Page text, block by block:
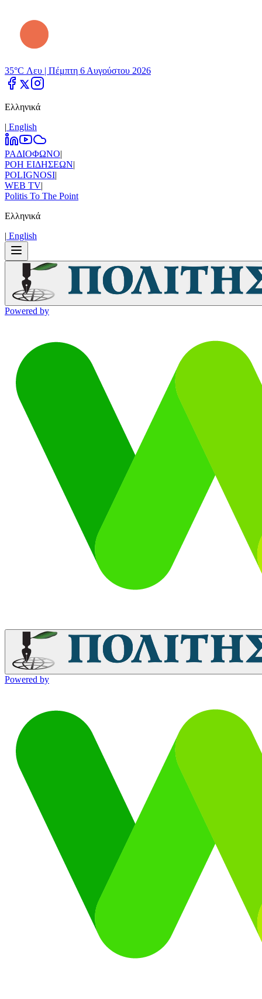
35°C Λευ | Πέμπτη 6 Αυγούστου 2026
Ελληνικά
| Εnglish
ΡΑΔΙΟΦΩΝΟ|
ΡΟΗ ΕΙΔΗΣΕΩΝ|
POLIGNOSI|
WEB TV|
Politis To The Point
Ελληνικά
| Εnglish
Powered by
Powered by